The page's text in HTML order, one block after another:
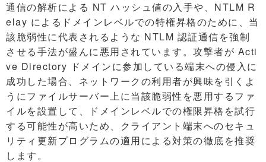
通信の解析による NT ハッシュ値の入手や、NTLM R
elay によるドメインレベルでの特権昇格のために、当
該脆弱性に代表されるような NTLM 認証通信を強制
させる手法が盛んに悪用されています。攻撃者が Acti
ve Directory ドメインに参加している端末への侵入に
成功した場合、ネットワークの利用者が興味を引くよ
うにファイルサーバー上に当該脆弱性を悪用するファ
イルを設置して、ドメインレベルでの権限昇格を試行
する可能性が高いため、クライアント端末へのセキュ
リティ更新プログラムの適用による対策の徹底を推奨
します。